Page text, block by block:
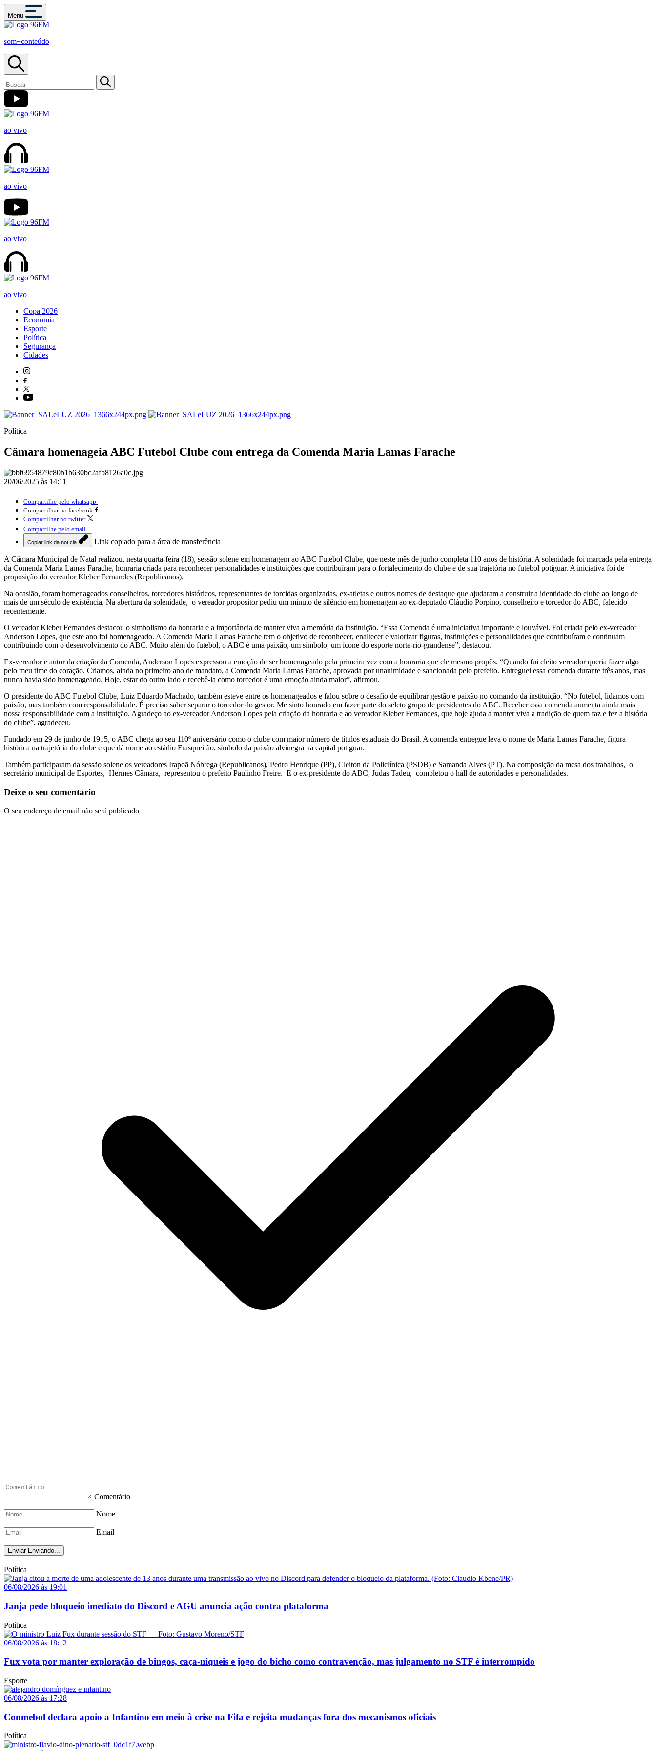
Menu
som+conteúdo
ao vivo
ao vivo
ao vivo
ao vivo
Copa 2026
Economia
Esporte
Política
Segurança
Cidades
Política
Câmara homenageia ABC Futebol Clube com entrega da Comenda Maria Lamas Farache
20/06/2025 às 14:11
Compartilhe pelo whatsapp
Compartilhar no facebook
Compartilhar no twitter
Compartilhe pelo email
Copiar link da notícia Link copiado para a área de transferência
A Câmara Municipal de Natal realizou, nesta quarta-feira (18), sessão solene em homenagem ao ABC Futebol Clube, que neste mês de junho completa 110 anos de história. A solenidade foi marcada pela entrega
da Comenda Maria Lamas Farache, honraria criada para reconhecer personalidades e instituições que contribuíram para o fortalecimento do clube e de sua trajetória no futebol potiguar. A iniciativa foi de
proposição do vereador Kleber Fernandes (Republicanos).
Na ocasião, foram homenageados conselheiros, torcedores históricos, representantes de torcidas organizadas, ex-atletas e outros nomes de destaque que ajudaram a construir a identidade do clube ao longo de
mais de um século de existência. Na abertura da solenidade, o vereador propositor pediu um minuto de silêncio em homenagem ao ex-deputado Cláudio Porpino, conselheiro e torcedor do ABC, falecido
recentemente.
O vereador Kleber Fernandes destacou o simbolismo da honraria e a importância de manter viva a memória da instituição. “Essa Comenda é uma iniciativa importante e louvável. Foi criada pelo ex-vereador
Anderson Lopes, que este ano foi homenageado. A Comenda Maria Lamas Farache tem o objetivo de reconhecer, enaltecer e valorizar figuras, instituições e personalidades que contribuíram e continuam
contribuindo com o desenvolvimento do ABC. Muito além do futebol, o ABC é uma paixão, um símbolo, um ícone do esporte norte-rio-grandense”, destacou.
Ex-vereador e autor da criação da Comenda, Anderson Lopes expressou a emoção de ser homenageado pela primeira vez com a honraria que ele mesmo propôs. “Quando fui eleito vereador queria fazer algo
pelo meu time do coração. Criamos, ainda no primeiro ano de mandato, a Comenda Maria Lamas Farache, aprovada por unanimidade e sancionada pelo prefeito. Entreguei essa comenda durante três anos, mas
nunca havia sido homenageado. Hoje, estar do outro lado e recebê-la como torcedor é uma emoção ainda maior”, afirmou.
O presidente do ABC Futebol Clube, Luiz Eduardo Machado, também esteve entre os homenageados e falou sobre o desafio de equilibrar gestão e paixão no comando da instituição. “No futebol, lidamos com
paixão, mas também com responsabilidade. É preciso saber separar o torcedor do gestor. Me sinto honrado em fazer parte do seleto grupo de presidentes do ABC. Receber essa comenda aumenta ainda mais
nossa responsabilidade com a instituição. Agradeço ao ex-vereador Anderson Lopes pela criação da honraria e ao vereador Kleber Fernandes, que hoje ajuda a manter viva a tradição de quem faz e fez a história
do clube”, agradeceu.
Fundado em 29 de junho de 1915, o ABC chega ao seu 110º aniversário como o clube com maior número de títulos estaduais do Brasil. A comenda entregue leva o nome de Maria Lamas Farache, figura
histórica na trajetória do clube e que dá nome ao estádio Frasqueirão, símbolo da paixão alvinegra na capital potiguar.
Também participaram da sessão solene os vereadores Irapoã Nóbrega (Republicanos), Pedro Henrique (PP), Cleiton da Policlínica (PSDB) e Samanda Alves (PT). Na composição da mesa dos trabalhos, o
secretário municipal de Esportes, Hermes Câmara, representou o prefeito Paulinho Freire. E o ex-presidente do ABC, Judas Tadeu, completou o hall de autoridades e personalidades.
Deixe o seu comentário
O seu endereço de email não será publicado
Comentário
Nome
Email
Enviar Enviando...
Política
06/08/2026 às 19:01
Janja pede bloqueio imediato do Discord e AGU anuncia ação contra plataforma
Política
06/08/2026 às 18:12
Fux vota por manter exploração de bingos, caça-níqueis e jogo do bicho como contravenção, mas julgamento no STF é interrompido
Esporte
06/08/2026 às 17:28
Conmebol declara apoio a Infantino em meio à crise na Fifa e rejeita mudanças fora dos mecanismos oficiais
Política